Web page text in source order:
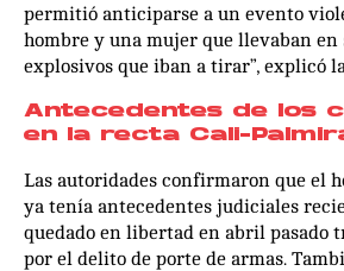
permitió anticiparse a un evento
hombre y una mujer que llevaban en
explosivos que iban a tirar”, explicó
Antecedentes de los
en la recta Cali-
Las autoridades confirmaron que el
ya tenía antecedentes judiciales
quedado en libertad en abril pasado
por el delito de porte de armas.